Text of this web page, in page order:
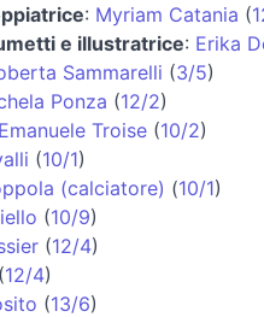
: Myriam Catania (
e illustratrice: Erika
Sammarelli (3/5)
Ponza (12/2)
Emanuele Troise (10/2)
(10/1)
(calciatore) (10/1)
(10/9)
(12/4)
(12/4)
(13/6)